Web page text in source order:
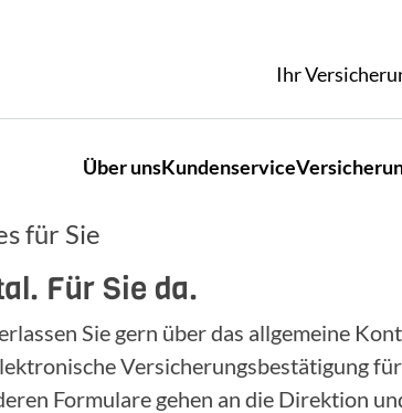
Ihr
Über unsKundenservice
für Sie
Für Sie da.
Sie gern über das allgemeine
Versicherungsbestätigung
Formulare gehen an die Direktion